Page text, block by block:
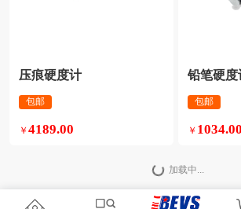
压痕硬度计
包邮
￥ 4189.00
铅笔硬度
包邮
￥ 1034.00
加载中...